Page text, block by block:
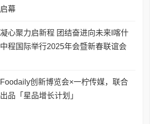
启幕
凝心聚力启新程 团结奋进向未来I喀什
中程国际举行2025年会暨新春联谊会
Foodaily创新博览会×一柠传媒，联合
出品「星品增长计划」